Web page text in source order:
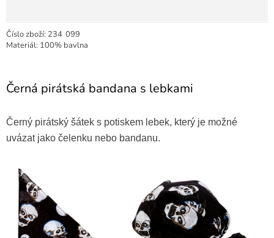
Číslo zboží: 234 099
Materiál: 100% bavlna
Černá pirátská bandana s lebkami
Černý pirátský šátek s potiskem lebek, který je možné
uvázat jako čelenku nebo bandanu.